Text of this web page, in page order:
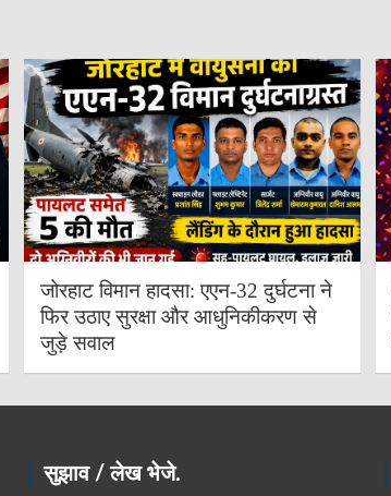
जोरहाट विमान हादसा: एएन-32 दुर्घटना ने
फिर उठाए सुरक्षा और आधुनिकीकरण से
जुड़े सवाल
सुझाव / लेख भेजे.